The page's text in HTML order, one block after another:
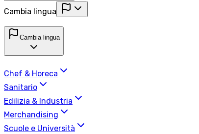
Cambia lingua
Cambia lingua
Chef & Horeca
Sanitario
Edilizia & Industria
Merchandising
Scuole e Università